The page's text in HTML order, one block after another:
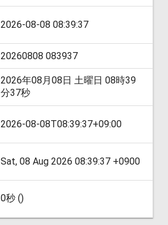
2026-08-08 08:39:37
20260808 083937
2026年08月08日 土曜日 08時39
分37秒
2026-08-08T08:39:37+09:00
Sat, 08 Aug 2026 08:39:37 +0900
0秒 ()